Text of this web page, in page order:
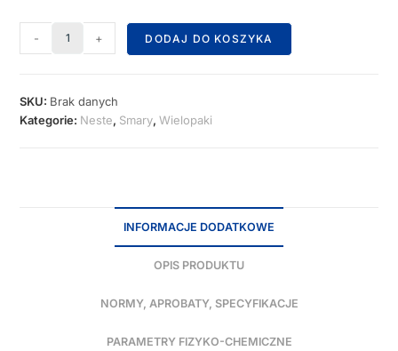
- + DODAJ DO KOSZYKA
SKU: Brak danych
Kategorie: Neste, Smary,Wielopaki
INFORMACJE DODATKOWE
OPIS PRODUKTU
NORMY, APROBATY, SPECYFIKACJE
PARAMETRY FIZYKO-CHEMICZNE